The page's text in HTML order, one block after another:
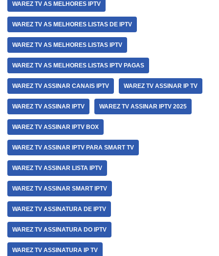
WAREZ TV AS MELHORES IPTV
WAREZ TV AS MELHORES LISTAS DE IPTV
WAREZ TV AS MELHORES LISTAS IPTV
WAREZ TV AS MELHORES LISTAS IPTV PAGAS
WAREZ TV ASSINAR CANAIS IPTV WAREZ TV ASSINAR IP TV
WAREZ TV ASSINAR IPTV WAREZ TV ASSINAR IPTV 2025
WAREZ TV ASSINAR IPTV BOX
WAREZ TV ASSINAR IPTV PARA SMART TV
WAREZ TV ASSINAR LISTA IPTV
WAREZ TV ASSINAR SMART IPTV
WAREZ TV ASSINATURA DE IPTV
WAREZ TV ASSINATURA DO IPTV
WAREZ TV ASSINATURA IP TV